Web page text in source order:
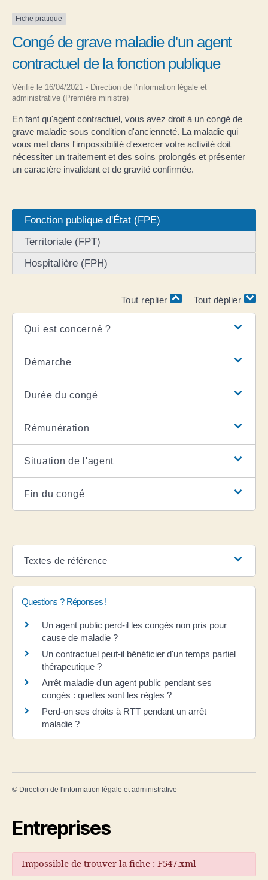
Fiche pratique
Congé de grave maladie d'un agent
contractuel de la fonction publique
Vérifié le 16/04/2021 - Direction de l'information légale et
administrative (Première ministre)
En tant qu'agent contractuel, vous avez droit à un congé de
grave maladie sous condition d'ancienneté. La maladie qui
vous met dans l'impossibilité d'exercer votre activité doit
nécessiter un traitement et des soins prolongés et présenter
un caractère invalidant et de gravité confirmée.
Fonction publique d'État (FPE)
Territoriale (FPT)
Hospitalière (FPH)
Tout replier Tout déplier
Qui est concerné ?
Démarche
Durée du congé
Rémunération
Situation de l'agent
Fin du congé
Textes de référence
Questions ? Réponses !
Un agent public perd-il les congés non pris pour
cause de maladie ?
Un contractuel peut-il bénéficier d'un temps partiel
thérapeutique ?
Arrêt maladie d'un agent public pendant ses
congés : quelles sont les règles ?
Perd-on ses droits à RTT pendant un arrêt
maladie ?
© Direction de l'information légale et administrative
Entreprises
Impossible de trouver la fiche : F547.xml